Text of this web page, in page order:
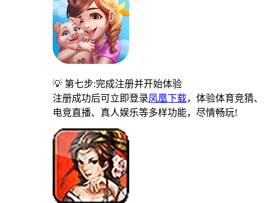
💡 第七步:完成注册并开始体验
注册成功后可立即登录凤凰下载，体验体育竞猜、
电竞直播、真人娱乐等多样功能，尽情畅玩!